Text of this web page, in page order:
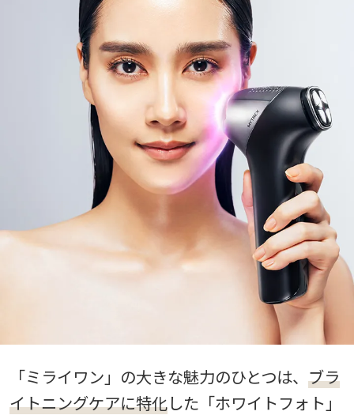
「ミライワン」の大きな魅力のひとつは、 ブラ
イトニングケアに特化した「ホワイトフォト」